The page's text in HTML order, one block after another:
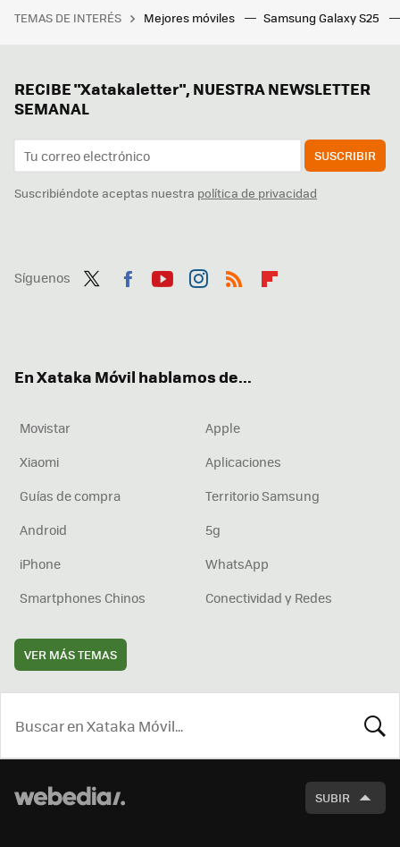
TEMAS DE INTERÉS Mejores móviles Samsung Galaxy S25
RECIBE "Xatakaletter", NUESTRA NEWSLETTER
SEMANAL
SUSCRIBIR
Suscribiéndote aceptas nuestra política de privacidad
Síguenos
En Xataka Móvil hablamos de...
Movistar
Apple
Xiaomi
Aplicaciones
Guías de compra
Territorio Samsung
Android
5g
iPhone
WhatsApp
Smartphones Chinos
Conectividad y Redes
VER MÁS TEMAS
SUBIR